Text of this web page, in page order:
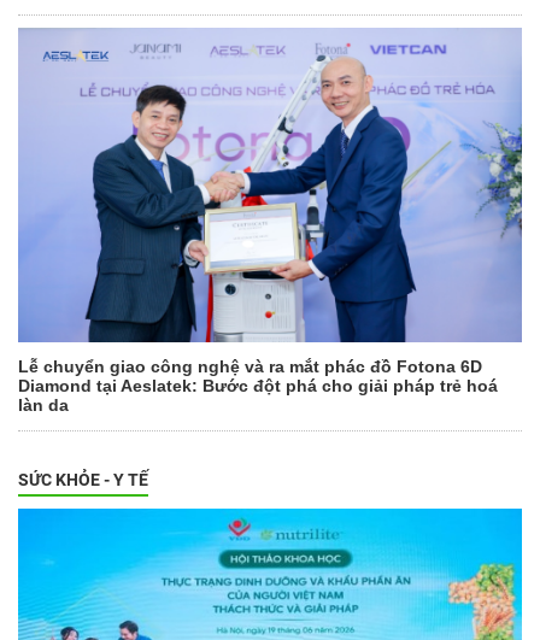
Lễ chuyển giao công nghệ và ra mắt phác đồ Fotona 6D
Diamond tại Aeslatek: Bước đột phá cho giải pháp trẻ hoá
làn da
SỨC KHỎE - Y TẾ